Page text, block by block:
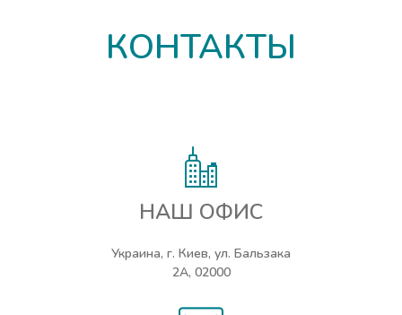
КОНТАКТЫ
НАШ ОФИС
Украина, г. Киев, ул. Бальзака
2А, 02000